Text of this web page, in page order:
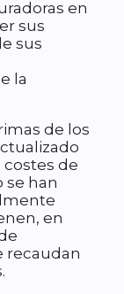
en
sus
sus
la
de los
de
se han
en
recaudan